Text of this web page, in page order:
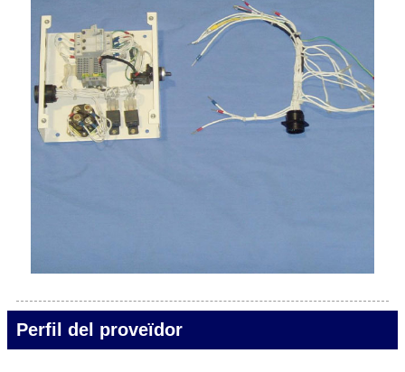
Perfil del proveïdor